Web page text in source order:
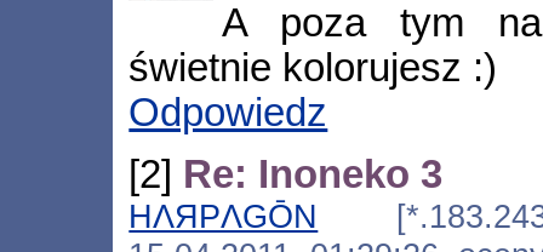
A poza tym
świetnie kolorujesz :)
Odpowiedz
[2] Re: Inoneko 3
HΛЯPΛGŌN